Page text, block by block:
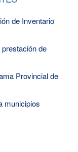
de Inventario
de
Provincial de
municipios